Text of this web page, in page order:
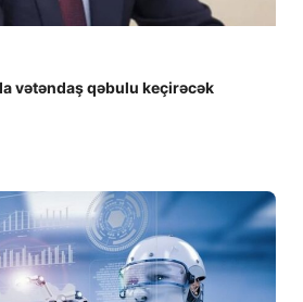
vətəndaş qəbulu keçirəcək